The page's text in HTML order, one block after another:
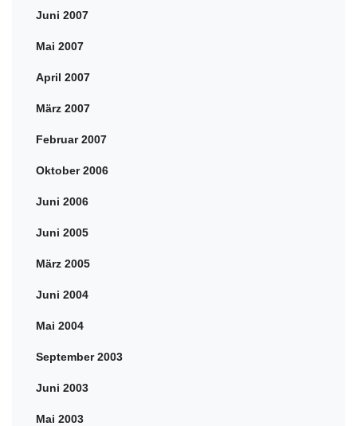
Juni 2007
Mai 2007
April 2007
März 2007
Februar 2007
Oktober 2006
Juni 2006
Juni 2005
März 2005
Juni 2004
Mai 2004
September 2003
Juni 2003
Mai 2003